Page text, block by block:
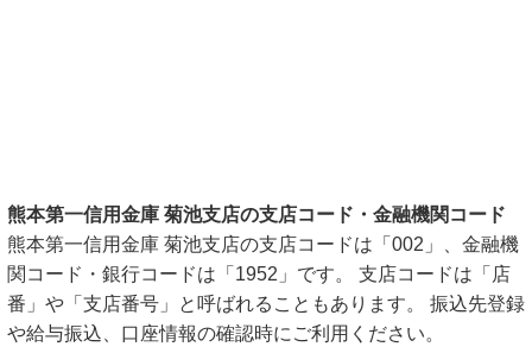
熊本第一信用金庫 菊池支店の支店コード・金融機関コード
熊本第一信用金庫 菊池支店の支店コードは「002」、金融機
関コード・銀行コードは「1952」です。 支店コードは「店
番」や「支店番号」と呼ばれることもあります。 振込先登録
や給与振込、口座情報の確認時にご利用ください。